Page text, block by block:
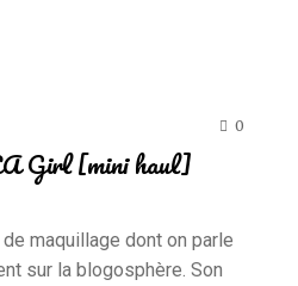
0
Girl [mini haul]
maquillage dont on parle
sur la blogosphère. Son